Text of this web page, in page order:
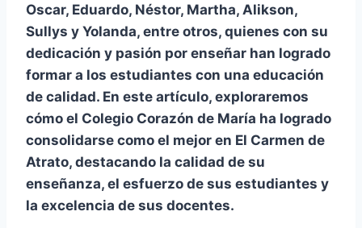
Oscar, Eduardo, Néstor, Martha, Alikson,
Sullys y Yolanda, entre otros, quienes con su
dedicación y pasión por enseñar han logrado
formar a los estudiantes con una educación
de calidad. En este artículo, exploraremos
cómo el Colegio Corazón de María ha logrado
consolidarse como el mejor en El Carmen de
Atrato, destacando la calidad de su
enseñanza, el esfuerzo de sus estudiantes y
la excelencia de sus docentes.